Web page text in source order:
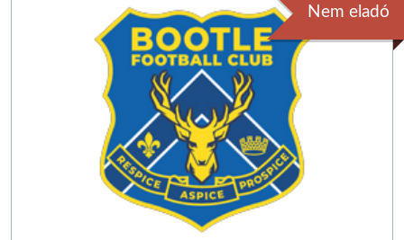
Nem eladó